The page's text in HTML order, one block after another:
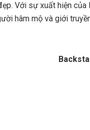
Với sự xuất hiện của
hâm mộ và giới